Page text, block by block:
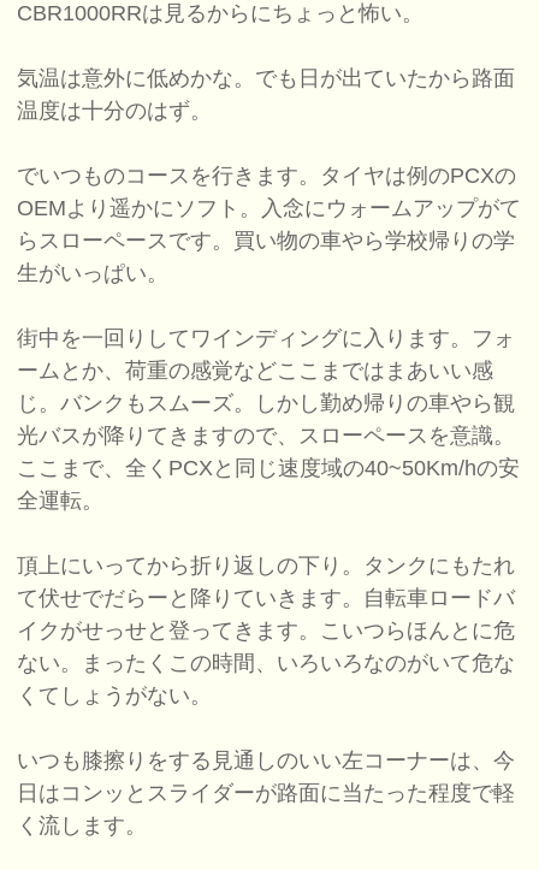
CBR1000RRは見るからにちょっと怖い。
気温は意外に低めかな。でも日が出ていたから路面
温度は十分のはず。
でいつものコースを行きます。タイヤは例のPCXの
OEMより遥かにソフト。入念にウォームアップがて
らスローペースです。買い物の車やら学校帰りの学
生がいっぱい。
街中を一回りしてワインディングに入ります。フォ
ームとか、荷重の感覚などここまではまあいい感
じ。バンクもスムーズ。しかし勤め帰りの車やら観
光バスが降りてきますので、スローペースを意識。
ここまで、全くPCXと同じ速度域の40~50Km/hの安
全運転。
頂上にいってから折り返しの下り。タンクにもたれ
て伏せでだらーと降りていきます。自転車ロードバ
イクがせっせと登ってきます。こいつらほんとに危
ない。まったくこの時間、いろいろなのがいて危な
くてしょうがない。
いつも膝擦りをする見通しのいい左コーナーは、今
日はコンッとスライダーが路面に当たった程度で軽
く流します。